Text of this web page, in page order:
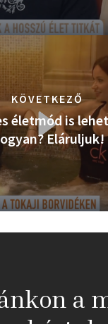
KÖVETKEZŐ
életmód is
Eláruljuk!
a